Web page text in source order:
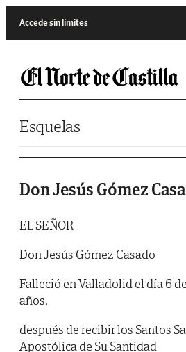
Accede sin límites
Esquelas
Don Jesús Gómez
EL SEÑOR
Don Jesús Gómez Casado
Falleció en Valladolid el día 6
años,
después de recibir los Santos
Apostólica de Su Santidad